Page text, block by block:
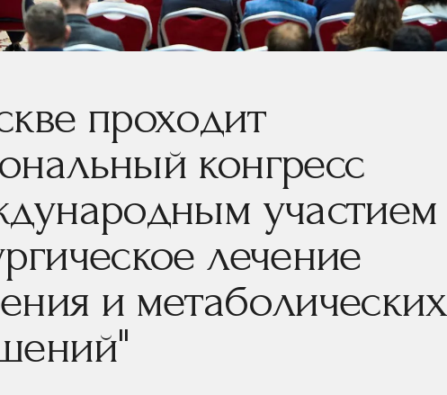
проходит
конгресс
участием
лечение
и метаболических